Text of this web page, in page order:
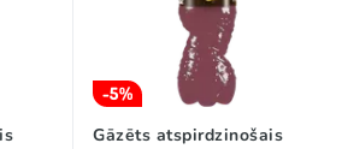
-5%
Gāzēts atspirdzinošais